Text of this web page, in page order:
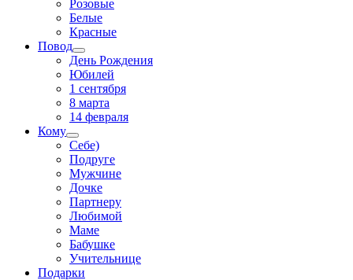
Розовые
Белые
Красные
Повод
День Рождения
Юбилей
1 сентября
8 марта
14 февраля
Кому
Себе)
Подруге
Мужчине
Дочке
Партнеру
Любимой
Маме
Бабушке
Учительнице
Подарки